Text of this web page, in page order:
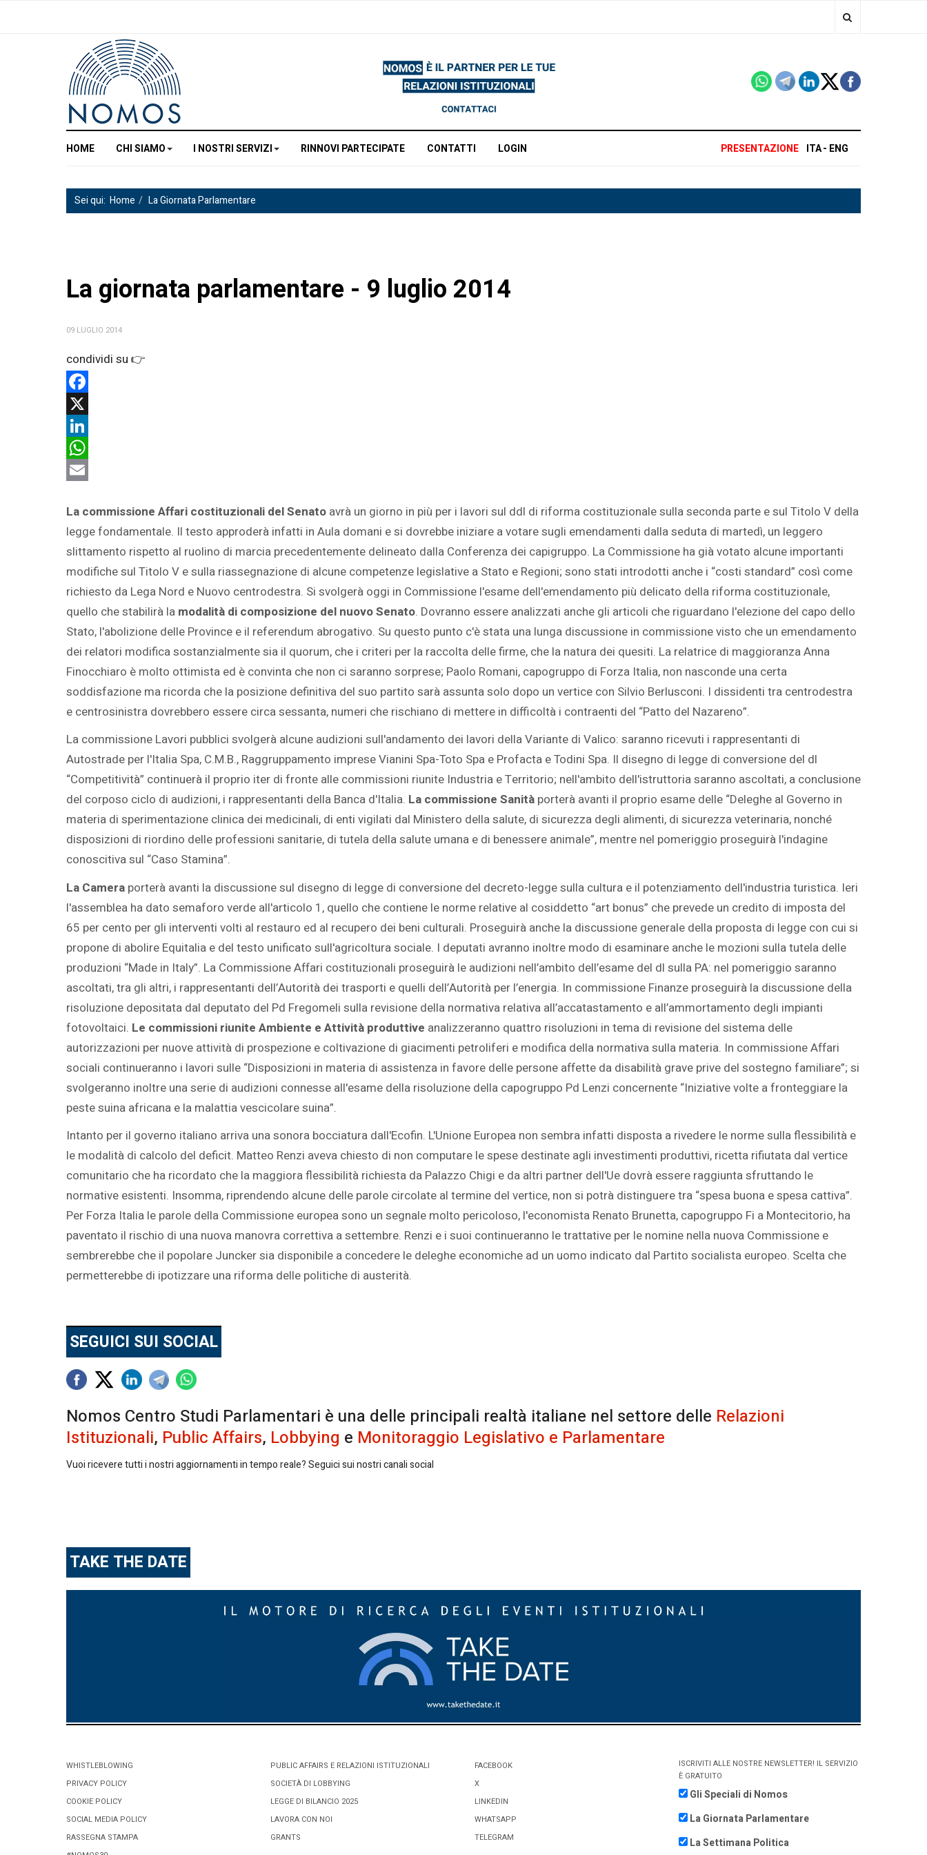
HOME CHI SIAMO I NOSTRI SERVIZI RINNOVI PARTECIPATE CONTATTI LOGIN PRESENTAZIONE ITA ENG
Sei qui: Home La Giornata Parlamentare
La giornata parlamentare - 9 luglio 2014
09 LUGLIO 2014
Facebook
X
LinkedIn
WhatsApp
La commissione Affari costituzionali del Senato avrà un giorno in più per i lavori sul ddl di riforma costituzionale sulla seconda parte e sul Titolo V della
legge fondamentale. Il testo approderà infatti in Aula domani e si dovrebbe iniziare a votare sugli emendamenti dalla seduta di martedì, un leggero
slittamento rispetto al ruolino di marcia precedentemente delineato dalla Conferenza dei capigruppo. La Commissione ha già votato alcune importanti
modifiche sul Titolo V e sulla riassegnazione di alcune competenze legislative a Stato e Regioni; sono stati introdotti anche i “costi standard” così come
richiesto da Lega Nord e Nuovo centrodestra. Si svolgerà oggi in Commissione l'esame dell'emendamento più delicato della riforma costituzionale,
quello che stabilirà la modalità di composizione del nuovo Senato. Dovranno essere analizzati anche gli articoli che riguardano l'elezione del capo dello
Stato, l'abolizione delle Province e il referendum abrogativo. Su questo punto c'è stata una lunga discussione in commissione visto che un emendamento
dei relatori modifica sostanzialmente sia il quorum, che i criteri per la raccolta delle firme, che la natura dei quesiti. La relatrice di maggioranza Anna
Finocchiaro è molto ottimista ed è convinta che non ci saranno sorprese; Paolo Romani, capogruppo di Forza Italia, non nasconde una certa
soddisfazione ma ricorda che la posizione definitiva del suo partito sarà assunta solo dopo un vertice con Silvio Berlusconi. I dissidenti tra centrodestra
e centrosinistra dovrebbero essere circa sessanta, numeri che rischiano di mettere in difficoltà i contraenti del “Patto del Nazareno”.
La commissione Lavori pubblici svolgerà alcune audizioni sull'andamento dei lavori della Variante di Valico: saranno ricevuti i rappresentanti di
Autostrade per l'Italia Spa, C.M.B., Raggruppamento imprese Vianini Spa-Toto Spa e Profacta e Todini Spa. Il disegno di legge di conversione del dl
“Competitività” continuerà il proprio iter di fronte alle commissioni riunite Industria e Territorio; nell'ambito dell'istruttoria saranno ascoltati, a conclusione
del corposo ciclo di audizioni, i rappresentanti della Banca d'Italia. La commissione Sanità porterà avanti il proprio esame delle “Deleghe al Governo in
materia di sperimentazione clinica dei medicinali, di enti vigilati dal Ministero della salute, di sicurezza degli alimenti, di sicurezza veterinaria, nonché
disposizioni di riordino delle professioni sanitarie, di tutela della salute umana e di benessere animale”, mentre nel pomeriggio proseguirà l'indagine
conoscitiva sul “Caso Stamina”.
La Camera porterà avanti la discussione sul disegno di legge di conversione del decreto-legge sulla cultura e il potenziamento dell'industria turistica. Ieri
l'assemblea ha dato semaforo verde all'articolo 1, quello che contiene le norme relative al cosiddetto “art bonus” che prevede un credito di imposta del
65 per cento per gli interventi volti al restauro ed al recupero dei beni culturali. Proseguirà anche la discussione generale della proposta di legge con cui si
propone di abolire Equitalia e del testo unificato sull'agricoltura sociale. I deputati avranno inoltre modo di esaminare anche le mozioni sulla tutela delle
produzioni “Made in Italy”. La Commissione Affari costituzionali proseguirà le audizioni nell’ambito dell’esame del dl sulla PA: nel pomeriggio saranno
ascoltati, tra gli altri, i rappresentanti dell’Autorità dei trasporti e quelli dell’Autorità per l’energia. In commissione Finanze proseguirà la discussione della
risoluzione depositata dal deputato del Pd Fregomeli sulla revisione della normativa relativa all’accatastamento e all’ammortamento degli impianti
fotovoltaici. Le commissioni riunite Ambiente e Attività produttive analizzeranno quattro risoluzioni in tema di revisione del sistema delle
autorizzazioni per nuove attività di prospezione e coltivazione di giacimenti petroliferi e modifica della normativa sulla materia. In commissione Affari
sociali continueranno i lavori sulle “Disposizioni in materia di assistenza in favore delle persone affette da disabilità grave prive del sostegno familiare”; si
svolgeranno inoltre una serie di audizioni connesse all'esame della risoluzione della capogruppo Pd Lenzi concernente “Iniziative volte a fronteggiare la
peste suina africana e la malattia vescicolare suina”.
Intanto per il governo italiano arriva una sonora bocciatura dall'Ecofin. L'Unione Europea non sembra infatti disposta a rivedere le norme sulla flessibilità e
le modalità di calcolo del deficit. Matteo Renzi aveva chiesto di non computare le spese destinate agli investimenti produttivi, ricetta rifiutata dal vertice
comunitario che ha ricordato che la maggiora flessibilità richiesta da Palazzo Chigi e da altri partner dell'Ue dovrà essere raggiunta sfruttando le
normative esistenti. Insomma, riprendendo alcune delle parole circolate al termine del vertice, non si potrà distinguere tra “spesa buona e spesa cattiva”.
Per Forza Italia le parole della Commissione europea sono un segnale molto pericoloso, l'economista Renato Brunetta, capogruppo Fi a Montecitorio, ha
paventato il rischio di una nuova manovra correttiva a settembre. Renzi e i suoi continueranno le trattative per le nomine nella nuova Commissione e
sembrerebbe che il popolare Juncker sia disponibile a concedere le deleghe economiche ad un uomo indicato dal Partito socialista europeo. Scelta che
permetterebbe di ipotizzare una riforma delle politiche di austerità.
SEGUICI SUI SOCIAL
Nomos Centro Studi Parlamentari è una delle principali realtà italiane nel settore delle Relazioni
Istituzionali, Public Affairs, Lobbying e Monitoraggio Legislativo e Parlamentare
Vuoi ricevere tutti i nostri aggiornamenti in tempo reale? Seguici sui nostri canali social
TAKE THE DATE
WHISTLEBLOWING
PRIVACY POLICY
COOKIE POLICY
SOCIAL MEDIA POLICY
RASSEGNA STAMPA
PUBLIC AFFAIRS E RELAZIONI ISTITUZIONALI
SOCIETÀ DI LOBBYING
LEGGE DI BILANCIO 2025
LAVORA CON NOI
GRANTS
FACEBOOK
X
LINKEDIN
WHATSAPP
TELEGRAM
ISCRIVITI ALLE NOSTRE NEWSLETTER! IL SERVIZIO
È GRATUITO
Gli Speciali di Nomos
La Giornata Parlamentare
La Settimana Politica